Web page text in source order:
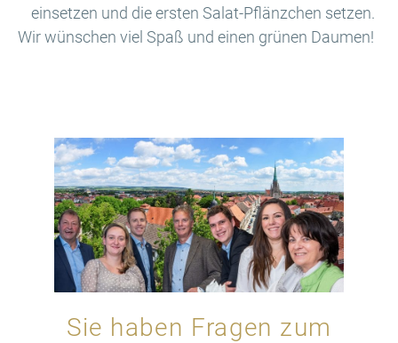
einsetzen und die ersten Salat-Pflänzchen setzen.
Wir wünschen viel Spaß und einen grünen Daumen!
Sie haben Fragen zum